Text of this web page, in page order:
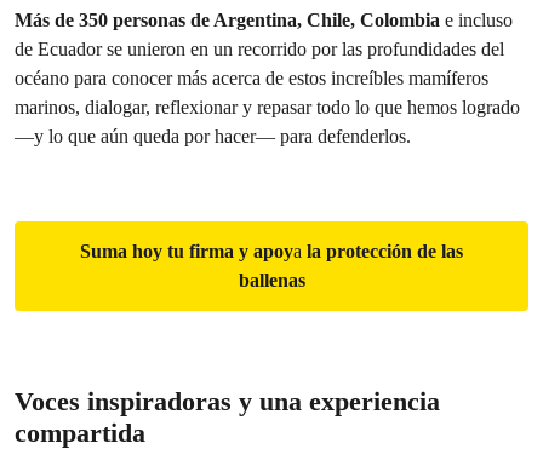
Más de 350 personas de Argentina, Chile, Colombia e incluso
de Ecuador se unieron en un recorrido por las profundidades del
océano para conocer más acerca de estos increíbles mamíferos
marinos, dialogar, reflexionar y repasar todo lo que hemos logrado
—y lo que aún queda por hacer— para defenderlos.
Suma hoy tu firma y apoya la protección de las
ballenas
Voces inspiradoras y una experiencia
compartida